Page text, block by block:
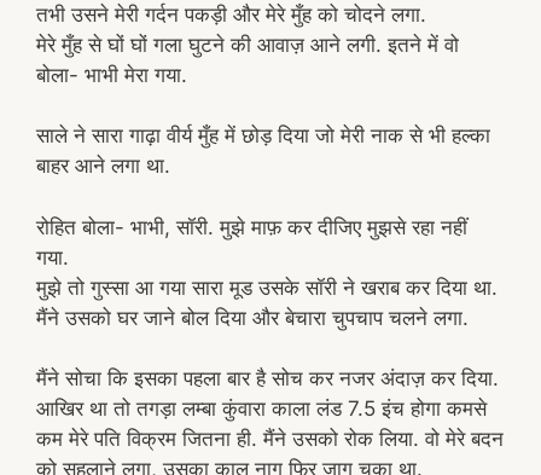
तभी उसने मेरी गर्दन पकड़ी और मेरे मुँह को चोदने लगा.
मेरे मुँह से घों घों गला घुटने की आवाज़ आने लगी. इतने में वो
बोला- भाभी मेरा गया.
साले ने सारा गाढ़ा वीर्य मुँह में छोड़ दिया जो मेरी नाक से भी हल्का
बाहर आने लगा था.
रोहित बोला- भाभी, सॉरी. मुझे माफ़ कर दीजिए मुझसे रहा नहीं
गया.
मुझे तो गुस्सा आ गया सारा मूड उसके सॉरी ने खराब कर दिया था.
मैंने उसको घर जाने बोल दिया और बेचारा चुपचाप चलने लगा.
मैंने सोचा कि इसका पहला बार है सोच कर नजर अंदाज़ कर दिया.
आखिर था तो तगड़ा लम्बा कुंवारा काला लंड 7.5 इंच होगा कमसे
कम मेरे पति विक्रम जितना ही. मैंने उसको रोक लिया. वो मेरे बदन
को सहलाने लगा, उसका काल नाग फिर जाग चुका था.